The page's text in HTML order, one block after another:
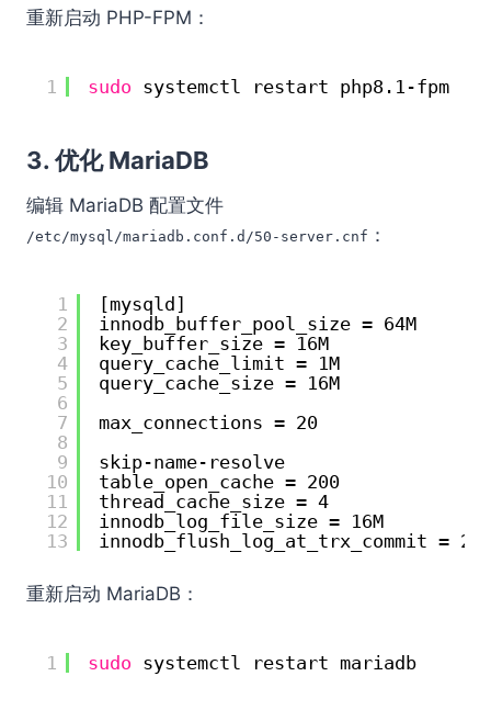
重新启动 PHP-FPM：
1 sudo systemctl restart php8.1-fpm
3. 优化 MariaDB
编辑 MariaDB 配置文件
/etc/mysql/mariadb.conf.d/50-server.cnf ：
1
2
3
4
5
6
7
8
9
10
11
12
13
[mysqld]
innodb_buffer_pool_size = 64M
key_buffer_size = 16M
query_cache_limit = 1M
query_cache_size = 16M
max_connections = 20
skip-name-resolve
table_open_cache = 200
thread_cache_size = 4
innodb_log_file_size = 16M
innodb_flush_log_at_trx_commit = 2
重新启动 MariaDB：
1 sudo systemctl restart mariadb